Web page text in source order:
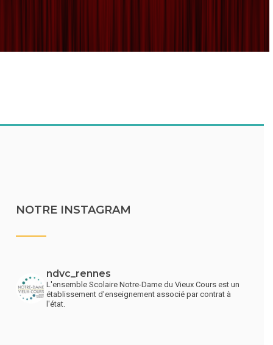
NOTRE INSTAGRAM
ndvc_rennes
L'ensemble Scolaire Notre-Dame du Vieux Cours est un
établissement d'enseignement associé par contrat à
l'état.